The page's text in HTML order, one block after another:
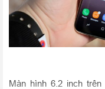
Màn hình 6.2 inch trên